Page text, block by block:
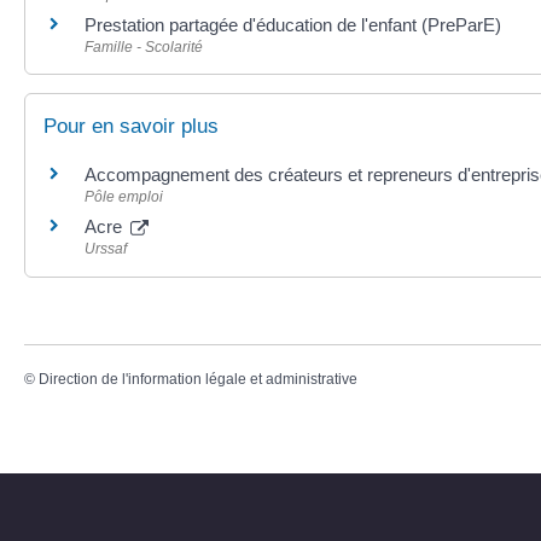
Prestation partagée d'éducation de l'enfant (PreParE)
Famille - Scolarité
Pour en savoir plus
Accompagnement des créateurs et repreneurs
Pôle emploi
Acre
Urssaf
© Direction de l'information légale et administrative